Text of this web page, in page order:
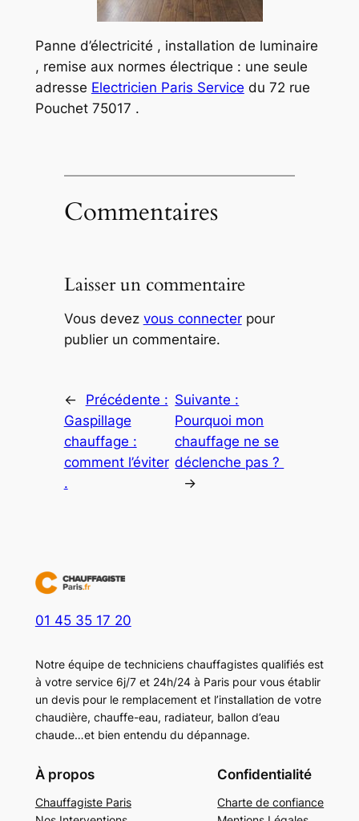
Panne d’électricité , installation de luminaire
, remise aux normes électrique : une seule
adresse Electricien Paris Service du 72 rue
Pouchet 75017 .
Commentaires
Laisser un commentaire
Vous devez vous connecterpour
publier un commentaire.
←
Précédente :
Gaspillage
chauffage :
comment l’éviter
.
Suivante :
Pourquoi mon
chauffage ne se
déclenche pas ?
→
01 45 35 17 20
Notre équipe de techniciens chauffagistes qualifiés est
à votre service 6j/7 et 24h/24 à Paris pour vous établir
un devis pour le remplacement et l’installation de votre
chaudière, chauffe-eau, radiateur, ballon d’eau
chaude…et bien entendu du dépannage.
À propos
Chauffagiste Paris
Confidentialité
Charte de confiance